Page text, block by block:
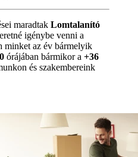
maradtak Lomtalanító
igénybe venni a
minket az év bármelyik
órájában bármikor a +36
és szakembereink